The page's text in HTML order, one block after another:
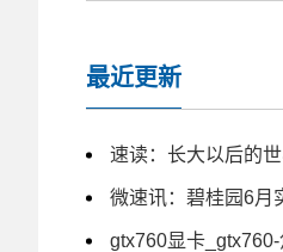
最近更新
速读：长大以后的
微速讯：碧桂园6月
gtx760显卡_gtx760-